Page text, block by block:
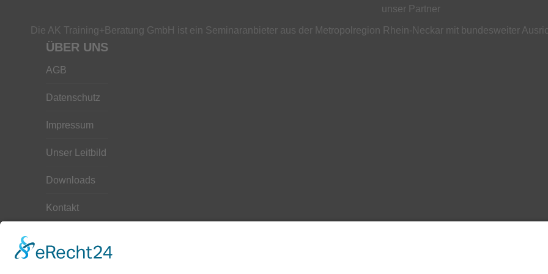
unser Partner
Die AK Training+Beratung GmbH ist ein Seminaranbieter aus der Metropolregion Rhein-Neckar mit bundesweiter
ÜBER UNS
AGB
Datenschutz
Impressum
Unser Leitbild
Downloads
Kontakt